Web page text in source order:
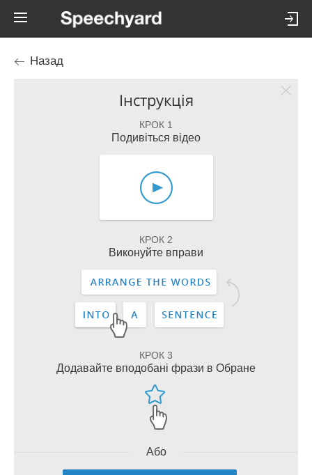
Назад
Інструкція
КРОК 1
Подивіться відео
КРОК 2
Виконуйте вправи
КРОК 3
Додавайте вподобані фрази в Обране
Або